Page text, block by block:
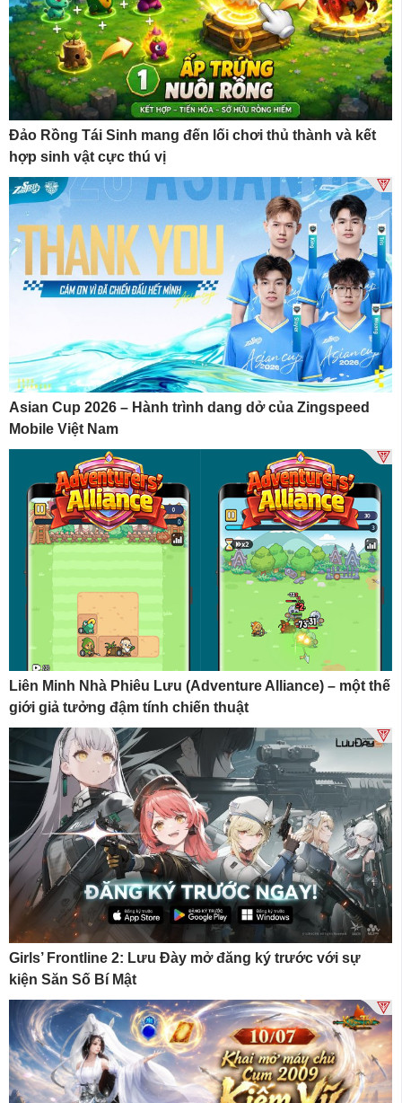
Đảo Rồng Tái Sinh mang đến lối chơi thủ thành và kết
hợp sinh vật cực thú vị
Asian Cup 2026 – Hành trình dang dở của Zingspeed
Mobile Việt Nam
Liên Minh Nhà Phiêu Lưu (Adventure Alliance) – một thế
giới giả tưởng đậm tính chiến thuật
Girls’ Frontline 2: Lưu Đày mở đăng ký trước với sự
kiện Săn Số Bí Mật